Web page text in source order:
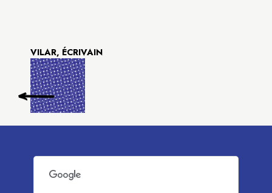
VILAR, ÉCRIVAIN